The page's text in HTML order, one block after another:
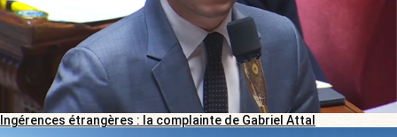
Ingérences étrangères : la complainte de Gabriel Attal